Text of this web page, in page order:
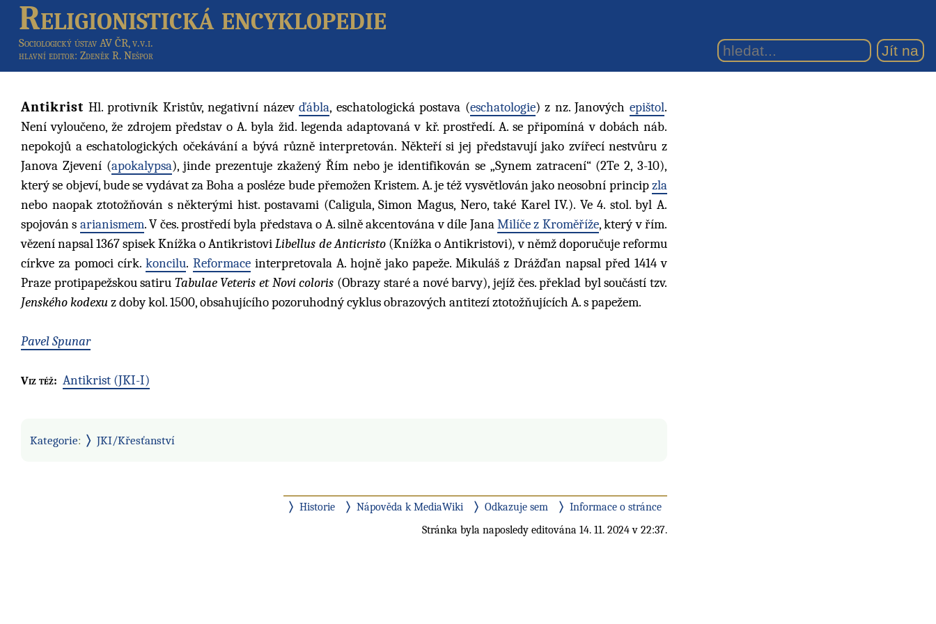
Religionistická encyklopedie
Sociologický ústav AV ČR, v.v.i.
hlavní editor: Zdeněk R. Nešpor
Antikrist Hl. protivník Kristův, negativní názevďábla, eschatologická postava (eschatologie) z nz. Janovýchepištol.
Není vyloučeno, že zdrojem představ o A. byla žid. legenda adaptovaná v kř. prostředí. A. se připomíná v dobách náb.
nepokojů a eschatologických očekávání a bývá různě interpretován. Někteří si jej představují jako zvířecí nestvůru z
Janova Zjevení (apokalypsa), jinde prezentuje zkažený Řím nebo je identifikován se „Synem zatracení“ (2Te 2, 3-10),
který se objeví, bude se vydávat za Boha a posléze bude přemožen Kristem. A. je též vysvětlován jako neosobní principzla
nebo naopak ztotožňován s některými hist. postavami (Caligula, Simon Magus, Nero, také Karel IV.). Ve 4. stol. byl A.
spojován s arianismem. V čes. prostředí byla představa o A. silně akcentována v díle JanaMilíče z Kroměříže, který v řím.
vězení napsal 1367 spisek Knížka o AntikristoviLibellus de Anticristo(Knížka o Antikristovi),v němž doporučuje reformu
církve za pomoci círk.koncilu. Reformaceinterpretovala A. hojně jako papeže. Mikuláš z Drážďan napsal před 1414 v
Praze protipapežskou satiru Tabulae Veteris et Novi coloris (Obrazy staré a nové barvy), jejíž čes. překlad byl součástí tzv.
Jenského kodexuz doby kol. 1500, obsahujícího pozoruhodný cyklus obrazových antitezí ztotožňujících A. s papežem.
Pavel Spunar
Viz též: Antikrist (JKI-I)
Kategorie: JKI/Křesťanství
Historie Nápověda k MediaWiki Odkazuje sem
Informace o stránce
Stránka byla naposledy editována 14. 11. 2024 v 22:37.